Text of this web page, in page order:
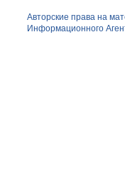
Авторские права на
Информационного